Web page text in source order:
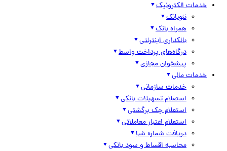
خدمات الکترونیک
نئوبانک
همراه بانک
بانکداری اینترنتی
درگاه‌های پرداخت واسط
پیشخوان مجازی
خدمات مالی
خدمات سازمانی
استعلام تسهیلات بانکی
استعلام چک برگشتی
استعلام اعتبار معاملاتی
دریافت شماره شبا
محاسبه اقساط و سود بانکی